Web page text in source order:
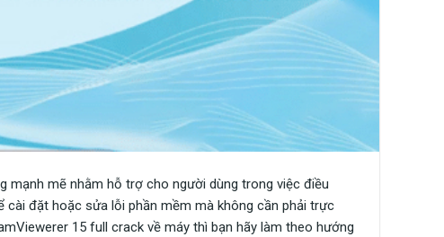
mẽ nhằm hỗ trợ cho người dùng trong việc điều
cài đặt hoặc sửa lỗi phần mềm mà không cần phải trực
15 full crack về máy thì bạn hãy làm theo hướng